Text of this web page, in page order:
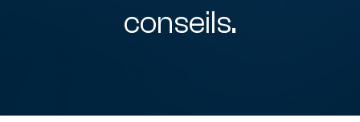
conseils.